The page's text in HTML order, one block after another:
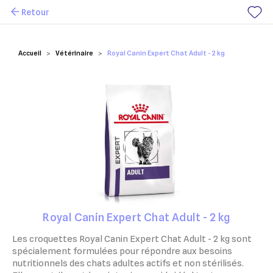
Mes favoris
Accueil Vétérinaire Royal Canin Expert Chat Adult - 2 kg
Retour
Royal Canin Expert Chat Adult - 2 kg
Les croquettes Royal Canin Expert Chat Adult - 2 kg sont
spécialement formulées pour répondre aux besoins
nutritionnels des chats adultes actifs et non stérilisés.